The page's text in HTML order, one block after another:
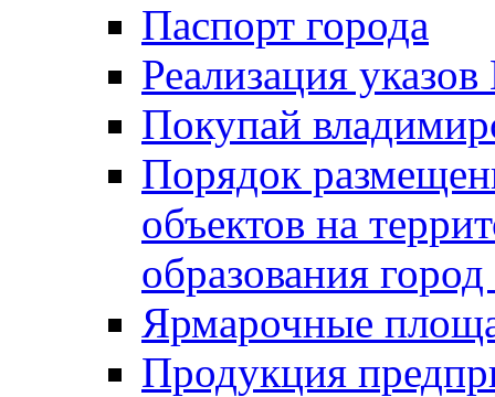
Паспорт города
Реализация
Покупай
Порядок
объектов на
образования
Ярмарочные
Продукция